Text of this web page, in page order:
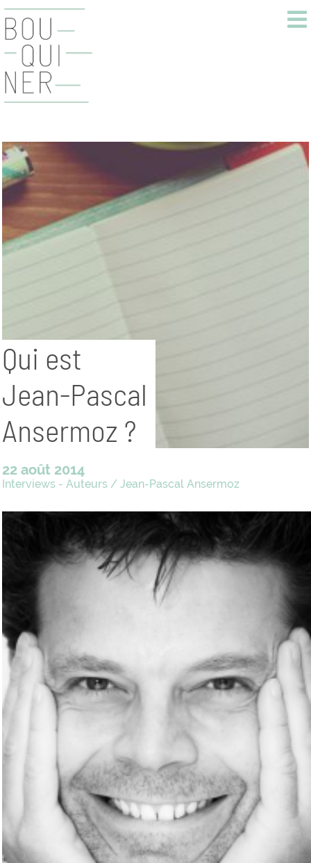
Qui est
Jean-Pascal
Ansermoz ?
22 août 2014
Interviews - Auteurs / Jean-Pascal Ansermoz